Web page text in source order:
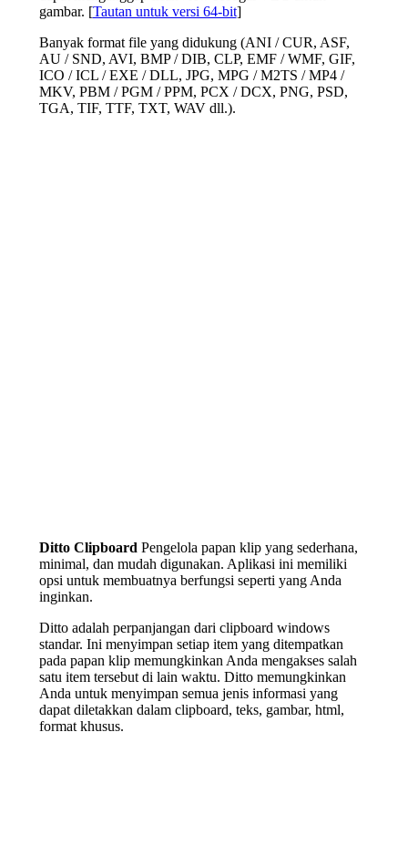
gambar. [Tautan untuk versi 64-bit]
Banyak format file yang didukung (ANI / CUR, ASF,
AU / SND, AVI, BMP / DIB, CLP, EMF / WMF, GIF,
ICO / ICL / EXE / DLL, JPG, MPG / M2TS / MP4 /
MKV, PBM / PGM / PPM, PCX / DCX, PNG, PSD,
TGA, TIF, TTF, TXT, WAV dll.).
Ditto Clipboard Pengelola papan klip yang sederhana,
minimal, dan mudah digunakan. Aplikasi ini memiliki
opsi untuk membuatnya berfungsi seperti yang Anda
inginkan.
Ditto adalah perpanjangan dari clipboard windows
standar. Ini menyimpan setiap item yang ditempatkan
pada papan klip memungkinkan Anda mengakses salah
satu item tersebut di lain waktu. Ditto memungkinkan
Anda untuk menyimpan semua jenis informasi yang
dapat diletakkan dalam clipboard, teks, gambar, html,
format khusus.